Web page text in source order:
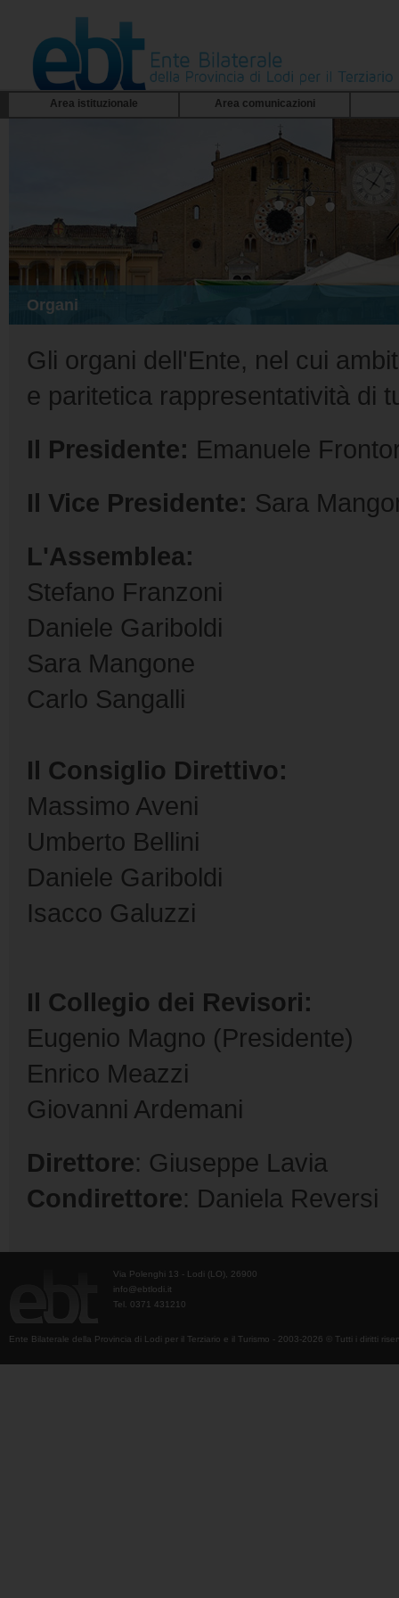
Area istituzionale Area comunicazioni
Organi
Gli organi dell'Ente, nel cui
e paritetica rappresentatività di
Il Presidente: Emanuele
Il Vice Presidente: Sara
L'Assemblea:
Stefano Franzoni
Daniele Gariboldi
Sara Mangone
Carlo Sangalli
Il Consiglio Direttivo:
Massimo Aveni
Umberto Bellini
Daniele Gariboldi
Isacco Galuzzi
Il Collegio dei Revisori:
Eugenio Magno (Presidente)
Enrico Meazzi
Giovanni Ardemani
Direttore: Giuseppe Lavia
Condirettore: Daniela Reversi
Via Polenghi 13 - Lodi (LO), 26900
info@ebtlodi.it
Tel. 0371 431210
Ente Bilaterale della Provincia di Lodi per il Terziario e il Turismo - 2003-2026 © Tutti i diritti